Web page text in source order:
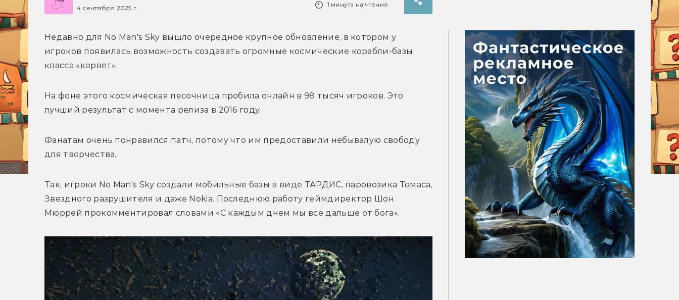
4 сентября 2025 г.
1 минута на чтение
Недавно для No Man's Sky вышло очередное крупное обновление, в котором у
игроков появилась возможность создавать огромные космические корабли-базы
класса «корвет».
На фоне этого космическая песочница пробила онлайн в 98 тысяч игроков. Это
лучший результат с момента релиза в 2016 году.
Фанатам очень понравился патч, потому что им предоставили небывалую свободу
для творчества.
Так, игроки No Man's Sky создали мобильные базы в виде ТАРДИС, паровозика Томаса,
Звездного разрушителя и даже Nokia. Последнюю работу геймдиректор Шон
Мюррей прокомментировал словами «С каждым днем мы все дальше от бога».